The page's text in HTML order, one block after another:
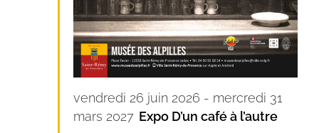
vendredi 26 juin 2026 - mercredi 31
mars 2027 Expo D’un café à l’autre